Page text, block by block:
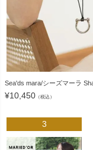
Sea'ds mara/シーズマーラ
¥10,450 （税込）
3